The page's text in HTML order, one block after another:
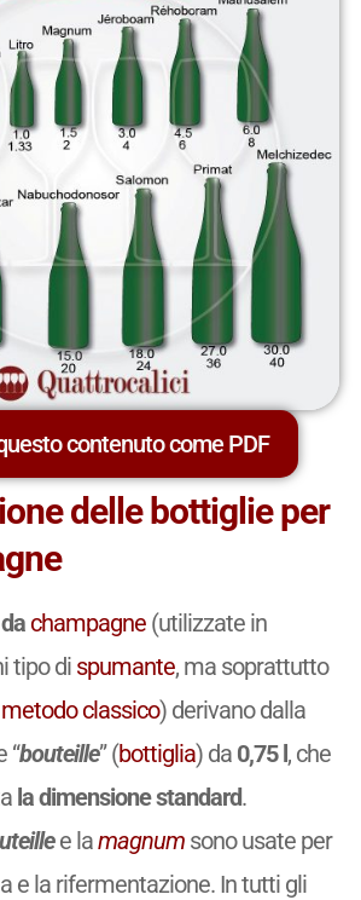
contenuto come PDF
delle bottiglie per
champagne(utilizzate in
tipo di spumante, ma soprattutto
metodo classico) derivano dalla
“bouteille” (bottiglia) da 0,75 l, che
la dimensione standard.
e lamagnumsono usate per
e la rifermentazione. In tutti gli